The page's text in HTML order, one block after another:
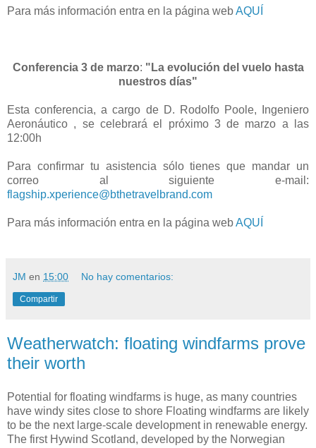
Para más información entra en la página webAQUÍ
Conferencia 3 de marzo: "La evolución del vuelo hasta
nuestros días"
Esta conferencia, a cargo de D. Rodolfo Poole, Ingeniero
Aeronáutico , se celebrará el próximo 3 de marzo a las
12:00h
Para confirmar tu asistencia sólo tienes que mandar un
correo al siguiente e-mail:
flagship.xperience@bthetravelbrand.com
Para más información entra en la página webAQUÍ
JM en 15:00 No hay comentarios:
Compartir
Weatherwatch: floating windfarms prove
their worth
Potential for floating windfarms is huge, as many countries
have windy sites close to shore Floating windfarms are likely
to be the next large-scale development in renewable energy.
The first Hywind Scotland, developed by the Norwegian